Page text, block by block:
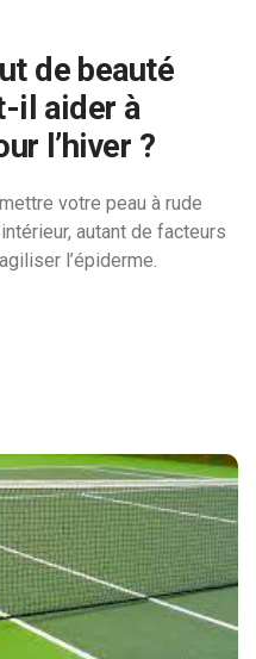
de beauté
il aider à
l’hiver ?
votre peau à rude
autant de facteurs
l’épiderme.